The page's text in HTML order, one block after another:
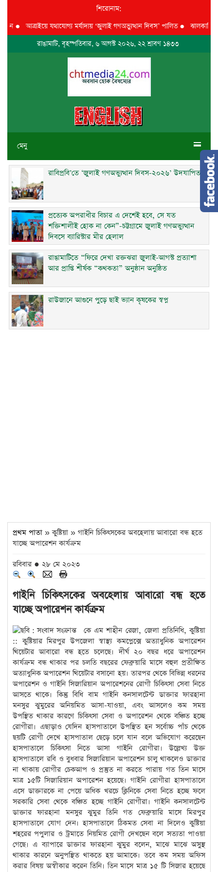
শিরোনাম:
●আত্রাইয়ে যথাযোগ্য মর্যাদায় ‘জুলাই গণঅভ্যুত্থান দিবস’ পালিত●ঝালকাঠিতে
রাঙামাটি, বৃহস্পতিবার, ৬ আগস্ট ২০২৬, ২২ শ্রাবণ ১৪৩৩
মেনু
রাবিপ্রবি’তে ‘জুলাই গণঅভ্যুত্থান দিবস-২০২৬’ উদযাপিত
প্রত্যেক অপরাধীর বিচার এ দেশেই হবে, সে যত
শক্তিশালীই হোক না কেন”-চট্টগ্রামে জুলাই গণঅভ্যুত্থান
দিবসে ব্যারিস্টার মীর হেলাল
রাঙামাটিতে “ফিরে দেখা রক্তঝরা জুলাই-আগস্ট প্রত্যাশা
আর প্রাপ্তি শীর্ষক “কথকতা” অনুষ্ঠান অনুষ্ঠিত
রাউজানে আগুনে পুড়ে ছাই ভ্যান কৃষকের স্বপ্ন
প্রথম পাতা » কুষ্টিয়া » গাইনি চিকিৎসকের অবহেলায় আবারো বন্ধ হতে
যাচ্ছে অপারেশন কার্যক্রম
রবিবার ● ২৮ মে ২০২৩
গাইনি চিকিৎসকের অবহেলায় আবারো বন্ধ হতে
যাচ্ছে অপারেশন কার্যক্রম
কে এম শাহীন রেজা, জেলা প্রতিনিধি, কুষ্টিয়া
:: কুষ্টিয়ার মিরপুর উপজেলা স্বাস্থ্য কমপ্লেক্সে অত্যাধুনিক অপারেশন
থিয়েটার আবারো বন্ধ হতে চলেছে। দীর্ঘ ২০ বছর ধরে অপারেশন
কার্যক্রম বন্ধ থাকার পর চলতি বছরের ফেব্রুয়ারি মাসে বহুল প্রতীক্ষিত
অত্যাধুনিক অপারেশন থিয়েটার বসানো হয়। তারপর থেকে বিভিন্ন ধরনের
অপারেশন ও গাইনি সিজারিয়ান অপারেশনের রোগী চিকিৎসা সেবা নিতে
আসতে থাকে। কিন্তু বিধি বাম গাইনি কনসালটেন্ট ডাক্তার ফারহানা
মনসুর ঝুমুরের অনিয়মিত আসা-যাওয়া, এবং আসলেও কম সময়
উপস্থিত থাকার কারণে চিকিৎসা সেবা ও অপারেশন থেকে বঞ্চিত হচ্ছে
রোগীরা। এছাড়াও যেদিন হাসপাতালে উপস্থিত হন সর্বোচ্চ পাঁচ থেকে
ছয়টি রোগী দেখে হাসপাতাল ছেড়ে চলে যান বলে অভিযোগ করেছেন
হাসপাতালে চিকিৎসা নিতে আসা গাইনি রোগীরা। উল্লেখ্য উক্ত
হাসপাতালে রবি ও বুধবার সিজারিয়ান অপারেশন চালু থাকলেও ডাক্তার
না থাকায় রোগীর চেকআপ ও প্রস্তুত না করতে পারায় গত তিন মাসে
মাত্র ১৫টি সিজারিয়ান অপারেশন হয়েছে। গাইনি রোগীরা হাসপাতালে
এসে ডাক্তারকে না পেয়ে অধিক খরচে ক্লিনিকে সেবা নিতে হচ্ছে ফলে
সরকারি সেবা থেকে বঞ্চিত হচ্ছে গাইনি রোগীরা। গাইনি কনসালটেন্ট
ডাক্তার ফারহানা মনসুর ঝুমুর তিনি গত ফেব্রুয়ারি মাসে মিরপুর
হাসপাতালে যোগ দেন। হাসপাতালে ঠিকমত সেবা না দিলেও কুষ্টিয়া
শহরের পপুলার ও ট্রমাতে নিয়মিত রোগী দেখছেন বলে সত্যতা পাওয়া
গেছে। এ ব্যাপারে ডাক্তার ফারহানা ঝুমুর বলেন, মাঝে মাঝে অসুস্থ
থাকার কারনে অনুপস্থিত থাকতে হয় আমাকে। তবে কম সময় অফিস
করার বিষয় অস্বীকার করেন তিনি। তিন মাসে মাত্র ১৫ টি সিজার হয়েছে